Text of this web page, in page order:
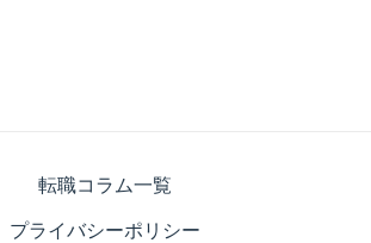
転職コラム一覧
プライバシーポリシー